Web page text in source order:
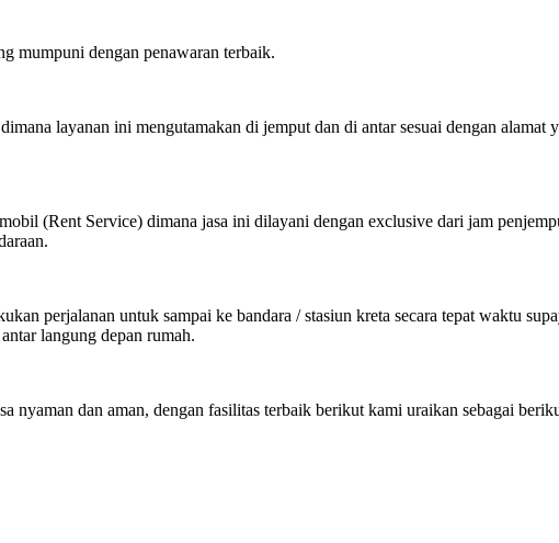
mumpuni dengan penawaran terbaik.
layanan ini mengutamakan di jemput dan di antar sesuai dengan
(Rent Service) dimana jasa ini dilayani dengan exclusive dari jam
perjalanan untuk sampai ke bandara / stasiun kreta secara tepat waktu
langung depan rumah.
nyaman dan aman, dengan fasilitas terbaik berikut kami uraikan sebagai